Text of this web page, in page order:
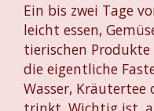
Ein bis zwei Tage
leicht essen,
tierischen
die eigentliche
Wasser, Kräutertee